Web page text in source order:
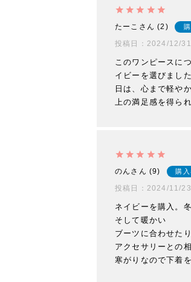
たーこ 2
投稿日
2024/12/31
このワンピースに
イビーを選びまし
日は、心まで軽や
上の満足感を得ら
のん 9 購入
投稿日
2024/11/23
ネイビーを購入。
そして暖かい
ブーツに合わせた
アクセサリーとの
寒がりなので下着